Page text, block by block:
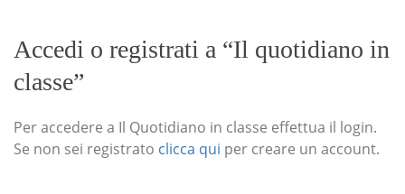
Accedi o registrati a “Il quotidiano in
classe”
Per accedere a Il Quotidiano in classe effettua il login.
Se non sei registrato clicca qui per creare un account.